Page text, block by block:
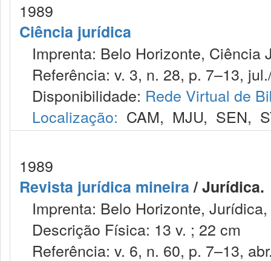
1989
Ciência jurídica
Imprenta: Belo Horizonte, Ciência
Referência: v. 3, n. 28, p. 7–13,
Disponibilidade: Rede Virtual de
Localização: CAM, MJU, SEN,
1989
Revista jurídica mineira/ Jurídica.
Imprenta: Belo Horizonte,
Descrição Física: 13 v. ; 22 cm
Referência: v. 6, n. 60, p. 7–13,